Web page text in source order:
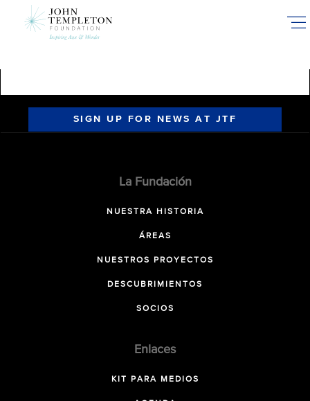
SIGN UP FOR NEWS AT JTF
La Fundación
NUESTRA HISTORIA
ÁREAS
NUESTROS PROYECTOS
DESCUBRIMIENTOS
SOCIOS
Enlaces
KIT PARA MEDIOS